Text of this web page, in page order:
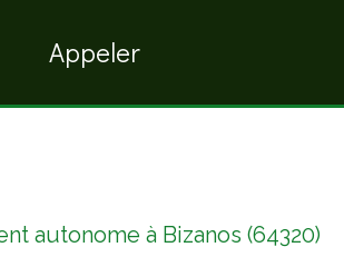
Appeler
autonome à Bizanos (64320)